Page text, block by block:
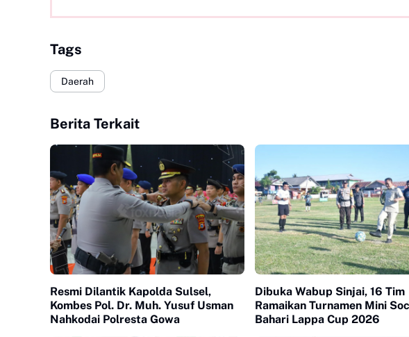
Tags
Daerah
Berita Terkait
Resmi Dilantik Kapolda Sulsel,
Kombes Pol. Dr. Muh. Yusuf Usman
Nahkodai Polresta Gowa
Dibuka Wabup Sinjai, 16 Tim
Ramaikan Turnamen Mini
Bahari Lappa Cup 2026